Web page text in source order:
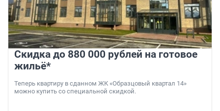
Скидка до 880 000 рублей на готовое
жильё*
Теперь квартиру в сданном ЖК «Образцовый квартал 14»
можно купить со специальной скидкой.